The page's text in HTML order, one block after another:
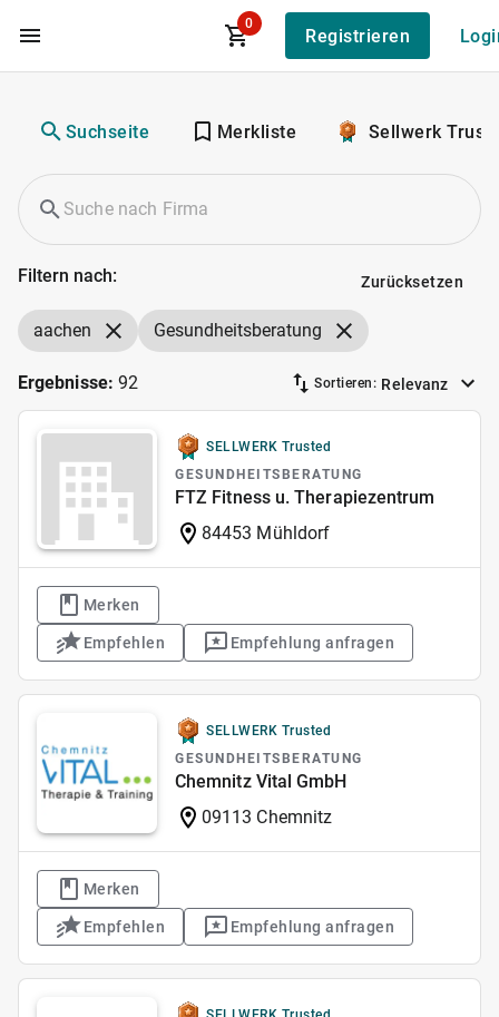
Zum Hauptinhalt
0
Registrieren
Suchseite Merkliste Sellwerk
Filtern nach: Zurücksetzen
aachen Gesundheitsberatung
Ergebnisse: 92 Sortieren: Relevanz
SELLWERK Trusted
GESUNDHEITSBERATUNG
FTZ Fitness u. Therapiezentrum
84453 Mühldorf
Merken
Empfehlen Empfehlung anfragen
SELLWERK Trusted
GESUNDHEITSBERATUNG
Chemnitz Vital GmbH
09113 Chemnitz
Merken
Empfehlen Empfehlung anfragen